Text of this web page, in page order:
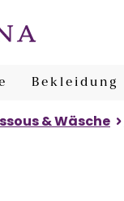
Bekleidung
& Wäsche